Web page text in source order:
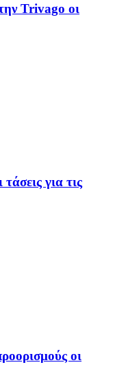
Trivago οι
για τις
οι